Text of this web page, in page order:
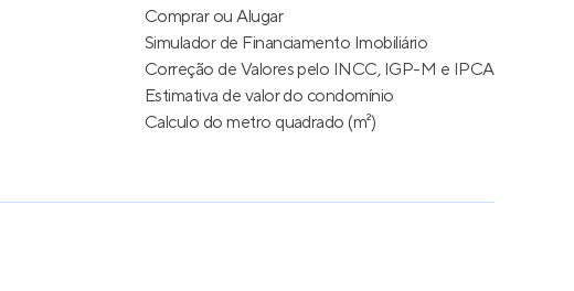
Comprar ou Alugar
Simulador de Financiamento Imobiliário
Correção de Valores pelo INCC, IGP-M e IPCA
Estimativa de valor do condomínio
Calculo do metro quadrado (m²)